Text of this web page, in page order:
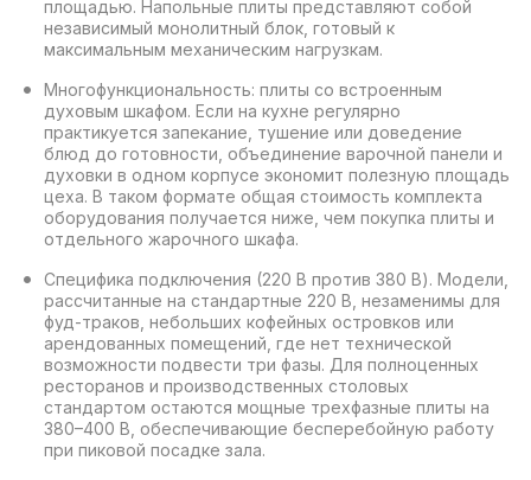
площадью. Напольные плиты представляют собой
независимый монолитный блок, готовый к
максимальным механическим нагрузкам.
Многофункциональность: плиты со встроенным
духовым шкафом. Если на кухне регулярно
практикуется запекание, тушение или доведение
блюд до готовности, объединение варочной панели и
духовки в одном корпусе экономит полезную площадь
цеха. В таком формате общая стоимость комплекта
оборудования получается ниже, чем покупка плиты и
отдельного жарочного шкафа.
Специфика подключения (220 В против 380 В). Модели,
рассчитанные на стандартные 220 В, незаменимы для
фуд-траков, небольших кофейных островков или
арендованных помещений, где нет технической
возможности подвести три фазы. Для полноценных
ресторанов и производственных столовых
стандартом остаются мощные трехфазные плиты на
380–400 В, обеспечивающие бесперебойную работу
при пиковой посадке зала.